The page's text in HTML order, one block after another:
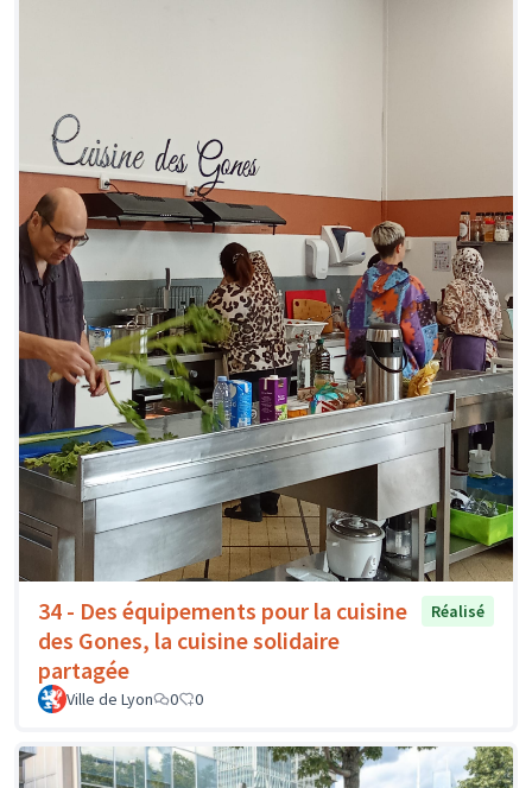
34 - Des équipements pour la cuisine
des Gones, la cuisine solidaire
partagée
Réalisé
Ville de Lyon 0 0